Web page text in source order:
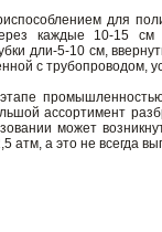
для
каждые 10-15 см
дли-5-10 см,
с трубопроводом,
ассортимент
может
атм, а это не всегда